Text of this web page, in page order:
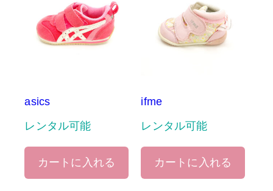
asics
レンタル可能
カートに入れる
ifme
レンタル可能
カートに入れる